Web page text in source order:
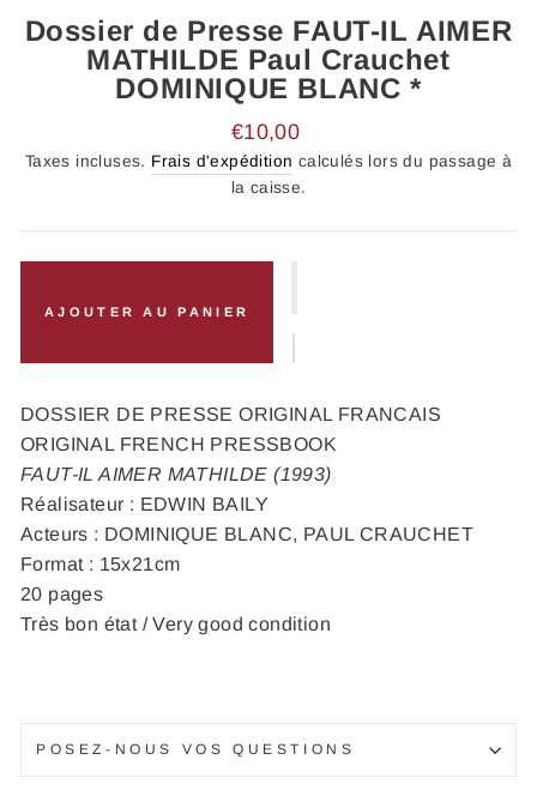
Dossier de Presse FAUT-IL AIMER
MATHILDE Paul Crauchet
DOMINIQUE BLANC *
Prix
régulier
€10,00
Taxes incluses. Frais d'expédition calculés lors du passage à
la caisse.
AJOUTER AU PANIER
DOSSIER DE PRESSE ORIGINAL FRANCAIS
ORIGINAL FRENCH PRESSBOOK
FAUT-IL AIMER MATHILDE (1993)
Réalisateur : EDWIN BAILY
Acteurs : DOMINIQUE BLANC, PAUL CRAUCHET
Format : 15x21cm
20 pages
Très bon état / Very good condition
POSEZ-NOUS VOS QUESTIONS